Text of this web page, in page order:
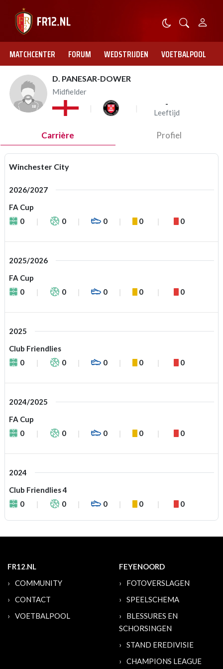
MATCHCENTER FORUM WEDSTRIJDEN VOETBALPOOL
D. PANESAR-DOWER
Midfielder
-
Leeftijd
Carrière Profiel
Winchester City
2026/2027
FA Cup
0
0 0 0 0
2025/2026
FA Cup
0
0 0 0 0
2025
Club Friendlies
0
0 0 0 0
2024/2025
FA Cup
0
0 0 0 0
2024
Club Friendlies 4
0
0 0 0 0
FR12.NL
COMMUNITY
CONTACT
VOETBALPOOL
FEYENOORD
FOTOVERSLAGEN
SPEELSCHEMA
BLESSURES EN
SCHORSINGEN
STAND EREDIVISIE
CHAMPIONS LEAGUE